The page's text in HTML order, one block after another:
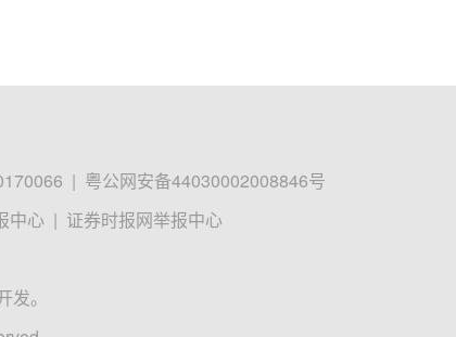
| 粤公网安备44030002008846号
中心 | 证券时报网举报中心
。